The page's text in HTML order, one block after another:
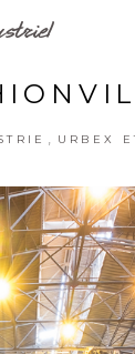
URBEX